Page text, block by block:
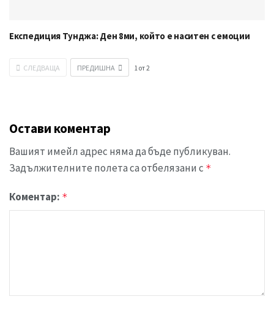
Експедиция Тунджа: Ден 8ми, който е наситен с емоции
СЛЕДВАЩА ПРЕДИШНА 1 от2
Остави коментар
Вашият имейл адрес няма да бъде публикуван.
Задължителните полета са отбелязани с *
Коментар: *